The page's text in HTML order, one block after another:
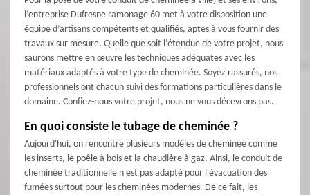
l’entreprise Dufresne ramonage 60 met à votre disposition une
équipe d’artisans compétents et qualifiés, aptes à vous fournir des
travaux sur mesure. Quelle que soit l’étendue de votre projet, nous
saurons mettre en œuvre les techniques adéquates avec les
matériaux adaptés à votre type de cheminée. Soyez rassurés, nos
professionnels ont chacun suivi des formations particulières dans le
domaine. Confiez-nous votre projet, nous ne vous décevrons pas.
En quoi consiste le tubage de cheminée ?
Aujourd'hui, on rencontre plusieurs modèles de cheminée comme
les inserts, le poêle à bois et la chaudière à gaz. Ainsi, le conduit de
cheminée traditionnelle n'est pas adapté pour l'évacuation des
fumées surtout pour les cheminées modernes. De ce fait, les